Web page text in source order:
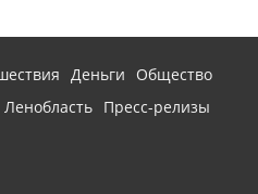
Деньги
Общество
Ленобласть Пресс-релизы